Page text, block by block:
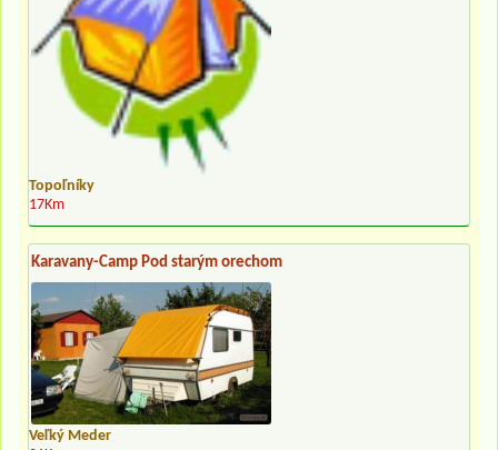
Topoľníky
17Km
Karavany-Camp Pod starým orechom
Veľký Meder